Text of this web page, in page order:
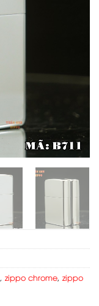
, zippo chrome, zippo